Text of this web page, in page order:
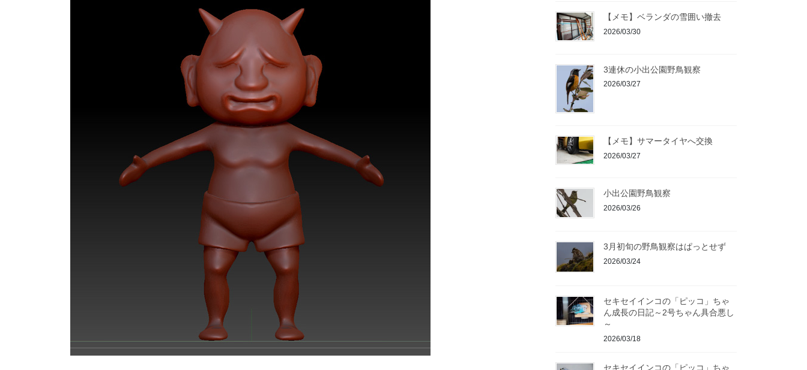
【メモ】ベランダの雪囲い撤去
2026/03/30
3連休の小出公園野鳥観察
2026/03/27
【メモ】サマータイヤへ交換
2026/03/27
小出公園野鳥観察
2026/03/26
3月初旬の野鳥観察はぱっとせず
2026/03/24
セキセイインコの「ピッコ」ちゃ
ん成長の日記～2号ちゃん具合悪し
～
2026/03/18
セキセイインコの「ピッコ」ちゃ